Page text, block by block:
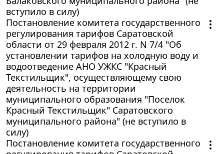
вступило в силу)
Постановление комитета государственного
регулирования тарифов Саратовской
области от 29 февраля 2012 г. N 7/4 "Об
установлении тарифов на холодную воду и
водоотведение АНО УЖКС "Красный
Текстильщик", осуществляющему свою
деятельность на территории
муниципального образования "Поселок
Красный Текстильщик" Саратовского
муниципального района" (не вступило в
силу)
Постановление комитета государственного